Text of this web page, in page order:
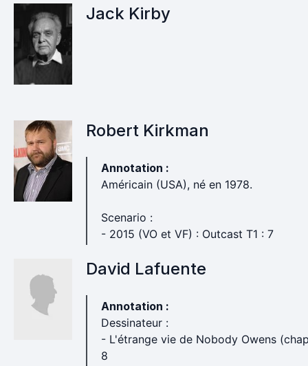
Jack Kirby
Robert Kirkman
Annotation :
Américain (USA), né en 1978.
Scenario :
- 2015 (VO et VF) : Outcast T1 : 7
David Lafuente
Annotation :
Dessinateur :
- L'étrange vie de Nobody Owens
8